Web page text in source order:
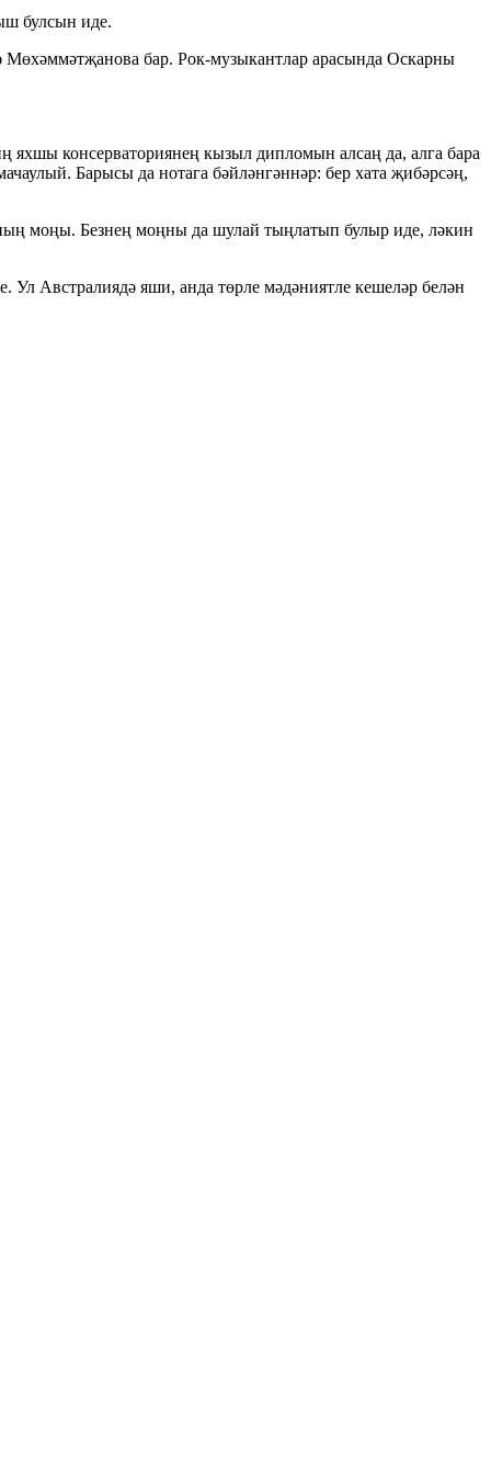
булсын иде.
Мөхәммәтҗанова бар. Рок-музыкантлар арасында Оскарны
консерваториянең кызыл дипломын алсаң да, алга бара
Барысы да нотага бәйләнгәннәр: бер хата җибәрсәң,
моңы. Безнең моңны да шулай тыңлатып булыр иде, ләкин
Ул Австралиядә яши, анда төрле мәдәниятле кешеләр белән